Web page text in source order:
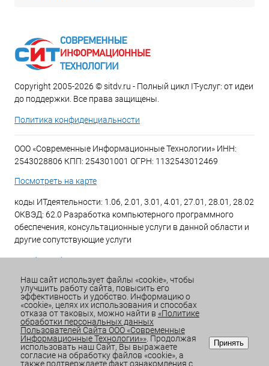
Copyright 2005-2026 © sitdv.ru - Полный цикл IT-услуг: от идеи
до поддержки. Все права защищены.
Политика конфиденциальности
ООО «Современные Информационные Технологии» ИНН:
2543028806 КПП: 254301001 ОГРН: 1132543012469
Посмотреть на карте
коды ИТдеятельности: 1.06, 2.01, 3.01, 4.01, 27.01, 28.01, 28.02
ОКВЭД: 62.0 Разработка компьютерного программного
обеспечения, консультационные услуги в данной области и
другие сопутствующие услуги
Email:office@sitdv.ru
График работы Пн-Пт: с 9:00 до 18:00 Сб/Вс: Выходной
Наш сайт использует файлы «cookie», чтобы
улучшить работу сайта, повысить его
эффективность и удобство. Информацию о
«cookie», целях их использования и способах
отказа от таковых, можно найти в «Политике
обработки персональных данных
Пользователей Сайта ООО «Современные
Информационные Технологии»». Продолжая
использовать наш Сайт, Вы выражаете
согласие на обработку файлов «cookie», а
также подтверждаете факт ознакомления с
Принять